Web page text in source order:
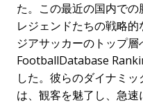
た。この最近の国内で
レジェンドたちの戦略
ジアサッカーのトップ層
FootballDatabase
した。彼らのダイナミ
は、観客を魅了し、急